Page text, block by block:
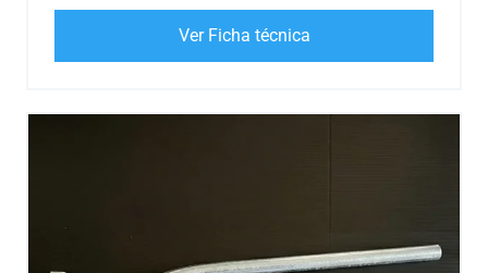
Ver Ficha técnica